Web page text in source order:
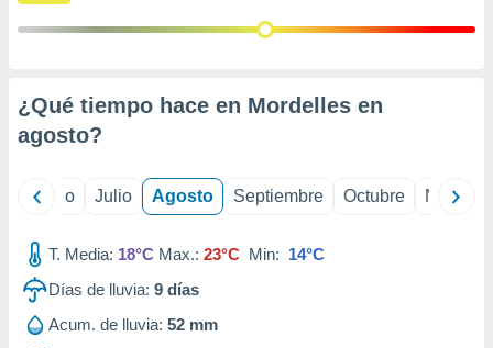
mediante
publicidad
publicidad
1199
¿Qué tiempo hace en Mordelles en
agosto?
Junio Julio Agosto Septiembre Octubre
T. Media: 18°C Max.: 23°C Min: 14°C
Días de lluvia: 9 días
Acum. de lluvia: 52 mm